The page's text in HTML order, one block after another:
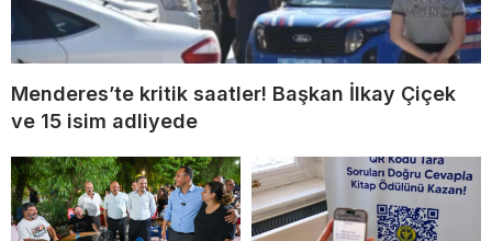
Menderes’te kritik saatler! Başkan İlkay Çiçek
ve 15 isim adliyede